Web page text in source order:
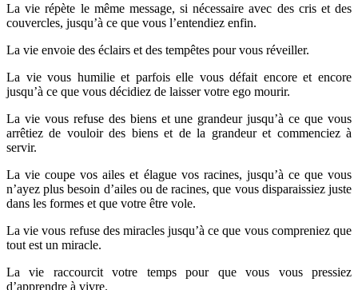
La vie répète le même message, si nécessaire avec des cris et des
couvercles, jusqu’à ce que vous l’entendiez enfin.
La vie envoie des éclairs et des tempêtes pour vous réveiller.
La vie vous humilie et parfois elle vous défait encore et encore
jusqu’à ce que vous décidiez de laisser votre ego mourir.
La vie vous refuse des biens et une grandeur jusqu’à ce que vous
arrêtiez de vouloir des biens et de la grandeur et commenciez à
servir.
La vie coupe vos ailes et élague vos racines, jusqu’à ce que vous
n’ayez plus besoin d’ailes ou de racines, que vous disparaissiez juste
dans les formes et que votre être vole.
La vie vous refuse des miracles jusqu’à ce que vous compreniez que
tout est un miracle.
La vie raccourcit votre temps pour que vous vous pressiez
d’apprendre à vivre.